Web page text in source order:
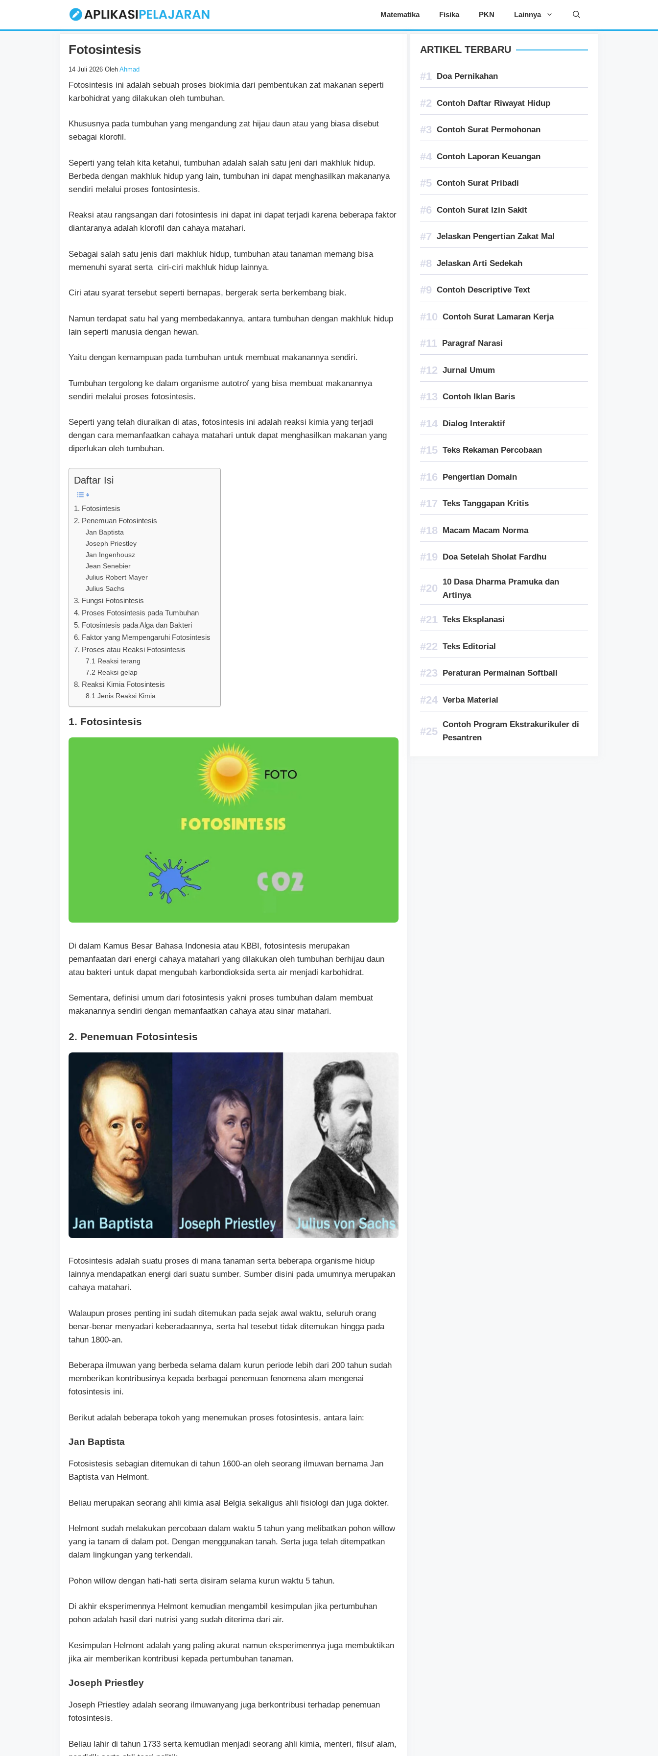
isi
Matematika Fisika PKN Lainnya
Fotosintesis
14 Juli 2026 Oleh Ahmad
Fotosintesis ini adalah sebuah proses biokimia dari pembentukan zat makanan seperti
karbohidrat yang dilakukan oleh tumbuhan.
Khususnya pada tumbuhan yang mengandung zat hijau daun atau yang biasa disebut
sebagai klorofil.
Seperti yang telah kita ketahui, tumbuhan adalah salah satu jeni dari makhluk hidup.
Berbeda dengan makhluk hidup yang lain, tumbuhan ini dapat menghasilkan makananya
sendiri melalui proses fontosintesis.
Reaksi atau rangsangan dari fotosintesis ini dapat ini dapat terjadi karena beberapa faktor
diantaranya adalah klorofil dan cahaya matahari.
Sebagai salah satu jenis dari makhluk hidup, tumbuhan atau tanaman memang bisa
memenuhi syarat serta ciri-ciri makhluk hidup lainnya.
Ciri atau syarat tersebut seperti bernapas, bergerak serta berkembang biak.
Namun terdapat satu hal yang membedakannya, antara tumbuhan dengan makhluk hidup
lain seperti manusia dengan hewan.
Yaitu dengan kemampuan pada tumbuhan untuk membuat makanannya sendiri.
Tumbuhan tergolong ke dalam organisme autotrof yang bisa membuat makanannya
sendiri melalui proses fotosintesis.
Seperti yang telah diuraikan di atas, fotosintesis ini adalah reaksi kimia yang terjadi
dengan cara memanfaatkan cahaya matahari untuk dapat menghasilkan makanan yang
diperlukan oleh tumbuhan.
Daftar Isi
1. Fotosintesis
2. Penemuan Fotosintesis
Jan Baptista
Joseph Priestley
Jan Ingenhousz
Jean Senebier
Julius Robert Mayer
Julius Sachs
3. Fungsi Fotosintesis
4. Proses Fotosintesis pada Tumbuhan
5. Fotosintesis pada Alga dan Bakteri
6. Faktor yang Mempengaruhi Fotosintesis
7. Proses atau Reaksi Fotosintesis
7.1 Reaksi terang
7.2 Reaksi gelap
8. Reaksi Kimia Fotosintesis
8.1 Jenis Reaksi Kimia
1. Fotosintesis
Di dalam Kamus Besar Bahasa Indonesia atau KBBI, fotosintesis merupakan
pemanfaatan dari energi cahaya matahari yang dilakukan oleh tumbuhan berhijau daun
atau bakteri untuk dapat mengubah karbondioksida serta air menjadi karbohidrat.
Sementara, definisi umum dari fotosintesis yakni proses tumbuhan dalam membuat
makanannya sendiri dengan memanfaatkan cahaya atau sinar matahari.
2. Penemuan Fotosintesis
Fotosintesis adalah suatu proses di mana tanaman serta beberapa organisme hidup
lainnya mendapatkan energi dari suatu sumber. Sumber disini pada umumnya merupakan
cahaya matahari.
Walaupun proses penting ini sudah ditemukan pada sejak awal waktu, seluruh orang
benar-benar menyadari keberadaannya, serta hal tesebut tidak ditemukan hingga pada
tahun 1800-an.
Beberapa ilmuwan yang berbeda selama dalam kurun periode lebih dari 200 tahun sudah
memberikan kontribusinya kepada berbagai penemuan fenomena alam mengenai
fotosintesis ini.
Berikut adalah beberapa tokoh yang menemukan proses fotosintesis, antara lain:
Jan Baptista
Fotosistesis sebagian ditemukan di tahun 1600-an oleh seorang ilmuwan bernama Jan
Baptista van Helmont.
Beliau merupakan seorang ahli kimia asal Belgia sekaligus ahli fisiologi dan juga dokter.
Helmont sudah melakukan percobaan dalam waktu 5 tahun yang melibatkan pohon willow
yang ia tanam di dalam pot. Dengan menggunakan tanah. Serta juga telah ditempatkan
dalam lingkungan yang terkendali.
Pohon willow dengan hati-hati serta disiram selama kurun waktu 5 tahun.
Di akhir eksperimennya Helmont kemudian mengambil kesimpulan jika pertumbuhan
pohon adalah hasil dari nutrisi yang sudah diterima dari air.
Kesimpulan Helmont adalah yang paling akurat namun eksperimennya juga membuktikan
jika air memberikan kontribusi kepada pertumbuhan tanaman.
Joseph Priestley
Joseph Priestley adalah seorang ilmuwanyang juga berkontribusi terhadap penemuan
fotosintesis.
Beliau lahir di tahun 1733 serta kemudian menjadi seorang ahli kimia, menteri, filsuf alam,
ARTIKEL TERBARU
Doa Pernikahan
Contoh Daftar Riwayat Hidup
Contoh Surat Permohonan
Contoh Laporan Keuangan
Contoh Surat Pribadi
Contoh Surat Izin Sakit
Jelaskan Pengertian Zakat Mal
Jelaskan Arti Sedekah
Contoh Descriptive Text
Contoh Surat Lamaran Kerja
Paragraf Narasi
Jurnal Umum
Contoh Iklan Baris
Dialog Interaktif
Teks Rekaman Percobaan
Pengertian Domain
Teks Tanggapan Kritis
Macam Macam Norma
Doa Setelah Sholat Fardhu
10 Dasa Dharma Pramuka dan
Artinya
Teks Eksplanasi
Teks Editorial
Peraturan Permainan Softball
Verba Material
Contoh Program Ekstrakurikuler di
Pesantren